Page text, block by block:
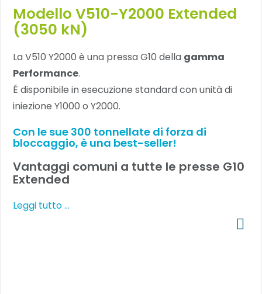
Modello V510-Y2000 Extended
(3050 kN)
La V510 Y2000 è una pressa G10 della gamma
Performance.
É disponibile in esecuzione standard con unità di
iniezione Y1000 o Y2000.
Con le sue 300 tonnellate di forza di
bloccaggio, è una best-seller!
Vantaggi comuni a tutte le presse G10
Extended
Leggi tutto …